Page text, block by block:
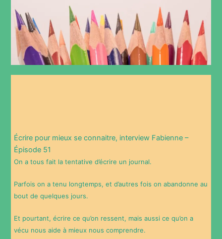
Écrire pour mieux se connaitre, interview Fabienne –
Épisode 51
On a tous fait la tentative d’écrire un journal.
Parfois on a tenu longtemps, et d’autres fois on abandonne au
bout de quelques jours.
Et pourtant, écrire ce qu’on ressent, mais aussi ce qu’on a
vécu nous aide à mieux nous comprendre.